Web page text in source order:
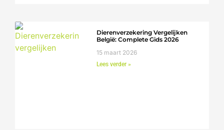
Dierenverzekering Vergelijken
België: Complete Gids 2026
15 maart 2026
Lees verder »